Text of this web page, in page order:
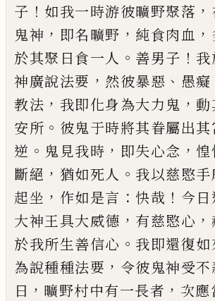
子 ！ 如我一時游彼曠野聚落 ，
鬼神 ， 即名曠野 ， 純食肉血 ，
於其聚日食一人 。 善男子 ！ 我
神廣說法要 ， 然彼暴惡 、 愚癡
教法 ， 我即化身為大力鬼 ， 動
安所 。 彼鬼于時將其眷屬出其
逆 。 鬼見我時 ， 即失心念 ， 惶
斷絕 ， 猶如死人 。 我以慈愍手
起坐 ， 作如是言 ： 快哉 ！ 今
大神王具大威德 ， 有慈愍心 ，
於我所生善信心 。 我即還復如
為說種種法要 ， 令彼鬼神受不
日 ， 曠野村中有一長者 ， 次應